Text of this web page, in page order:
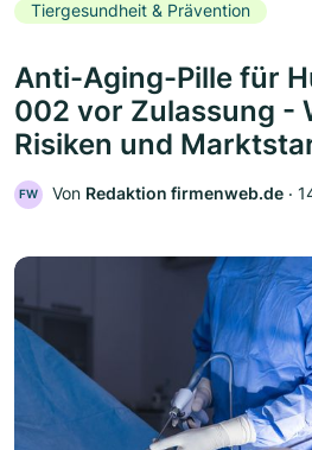
Tiergesundheit & Prävention
Anti-Aging-Pille für
002 vor Zulassung -
Risiken und
FW Von Redaktion firmenweb.de ‧